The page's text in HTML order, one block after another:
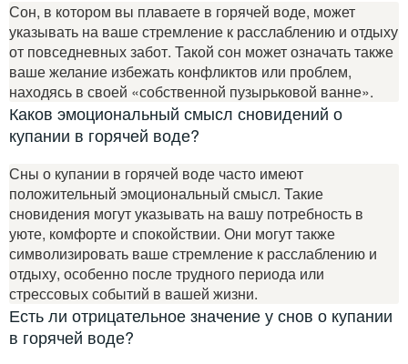
Сон, в котором вы плаваете в горячей воде, может
указывать на ваше стремление к расслаблению и отдыху
от повседневных забот. Такой сон может означать также
ваше желание избежать конфликтов или проблем,
находясь в своей «собственной пузырьковой ванне».
Каков эмоциональный смысл сновидений о
купании в горячей воде?
Сны о купании в горячей воде часто имеют
положительный эмоциональный смысл. Такие
сновидения могут указывать на вашу потребность в
уюте, комфорте и спокойствии. Они могут также
символизировать ваше стремление к расслаблению и
отдыху, особенно после трудного периода или
стрессовых событий в вашей жизни.
Есть ли отрицательное значение у снов о купании
в горячей воде?